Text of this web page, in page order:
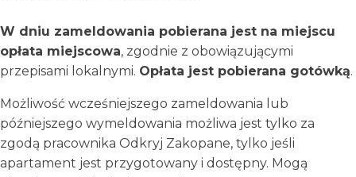
W dniu zameldowania pobierana jest na miejscu
opłata miejscowa, zgodnie z obowiązującymi
przepisami lokalnymi. Opłata jest pobierana gotówką.
Możliwość wcześniejszego zameldowania lub
późniejszego wymeldowania możliwa jest tylko za
zgodą pracownika Odkryj Zakopane, tylko jeśli
apartament jest przygotowany i dostępny. Mogą